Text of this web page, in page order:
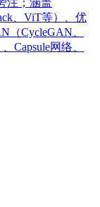
、ViT等）、优
（CycleGAN、
Capsule网络、